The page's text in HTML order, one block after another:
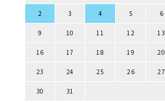
2 3 4 5 6
9 10 11 12 13
16 17 18 19 20
23 24 25 26 27
30 31